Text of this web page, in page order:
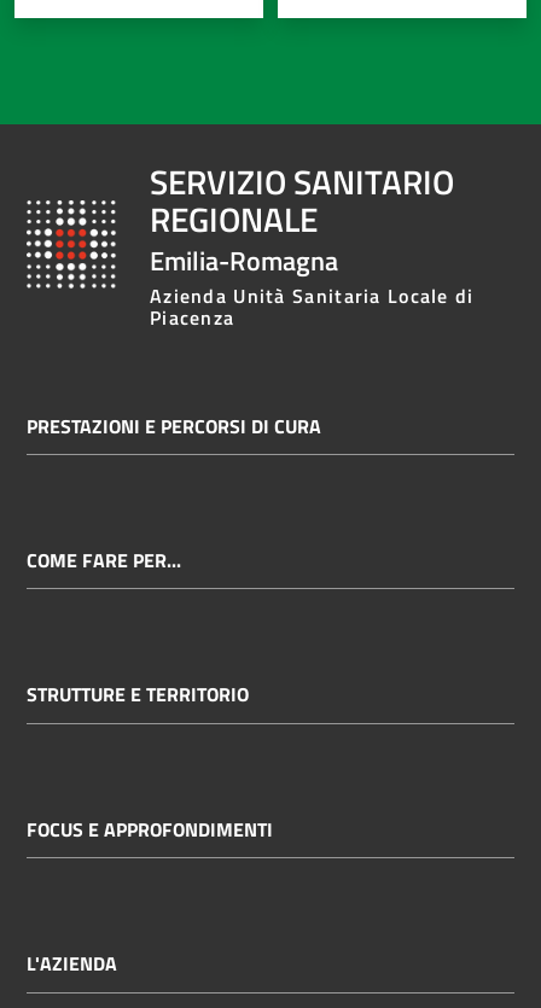
SERVIZIO SANITARIO
REGIONALE
Emilia-Romagna
Azienda Unità Sanitaria Locale di
Piacenza
PRESTAZIONI E PERCORSI DI CURA
COME FARE PER...
STRUTTURE E TERRITORIO
FOCUS E APPROFONDIMENTI
L'AZIENDA